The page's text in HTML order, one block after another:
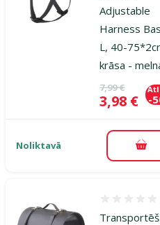
Adjustable
Harness
L, 40-
krāsa -
Oriģinālā
7,99 €
Cena
3,98 € -
Noliktavā